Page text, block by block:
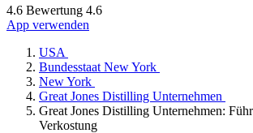
4.6 Bewertung 4.6
App verwenden
USA
Bundesstaat New York
New York
Great Jones Distilling Unternehmen
Great Jones Distilling Unternehmen:
Verkostung